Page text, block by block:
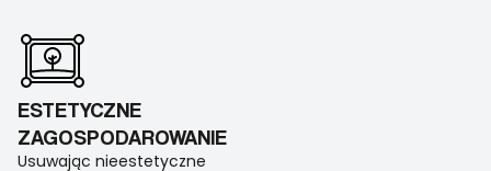
ESTETYCZNE
ZAGOSPODAROWANIE
Usuwając nieestetyczne